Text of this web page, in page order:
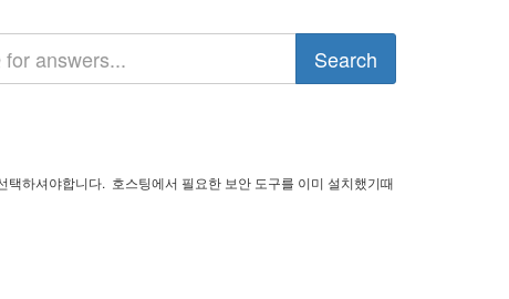
하셔야합니다. 호스팅에서 필요한 보안 도구를 이미 설치했기때